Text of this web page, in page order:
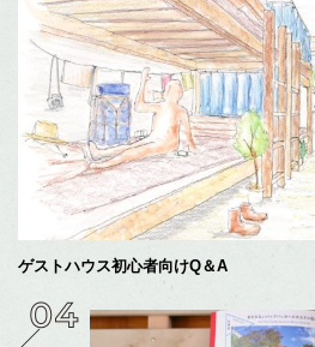
ゲストハウス初心者向けQ＆A